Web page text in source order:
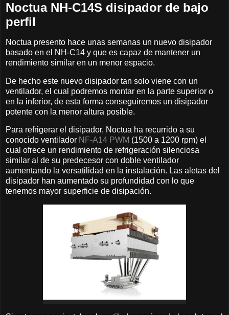
Noctua NH-C14S disipador de bajo
perfil
Noctua presento hace unas semanas un nuevo disipador
basado en el NH-C14 y que es capaz de mantener un
rendimiento similar en un menor espacio.
De hecho este nuevo disipador tan solo viene con un
ventilador, el cual podremos montar en la parte superior o
en la inferior, de esta forma conseguiremos un disipador
potente con la menor altura posible.
Para refrigerar el disipador, Noctua ha recurrido a su
conocido ventilador NF-A14 PWM (1500 a 1200 rpm) el
cual ofrece un rendimiento de refrigeración silenciosa
similar al de su predecesor con doble ventilador
aumentando la versatilidad en la instalación. Las aletas del
disipador han aumentado su profundidad con lo que
tenemos mayor superficie de disipación.